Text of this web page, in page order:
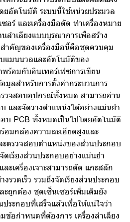
ยอัตโนมัติ ระบบนี้ใช้หน่วยประมวล
อร์ และเครื่องมือตัด ทำเครื่องหมาย
ลำเลียงแบบบูรณาการเพื่อสร้าง
ำคัญของเครื่องมือนี้คือชุดควบคุม
แมนนวลและอัตโนมัติของ
ร้อมกับอินเทอร์เฟซการเขียน
มูลสำหรับการตั้งค่ากระบวนการ
วจสอบอุปกรณ์ทั้งหมด สามารถอ่าน
และจัดวางตำแหน่งได้อย่างแม่นยำ
อบ PCB ทั้งหมดเป็นไปโดยอัตโนมัติ
อมกล้องความละเอียดสูงและ
ะตรวจสอบตำแหน่งของส่วนประกอบ
ดเรียงส่วนประกอบอย่างแม่นยำ
ละเครื่องเจาะสามารถตัด แกะสลัก
รวดเร็ว รวมถึงจัดเรียงส่วนประกอบ
ถูกต้อง ชุดเซ็นเซอร์เพิ่มเติมยัง
ระกอบที่เสร็จแล้วเพื่อให้แน่ใจว่า
ข้อกำหนดที่ต้องการ เครื่องลำเลียง